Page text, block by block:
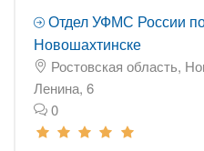
Отдел УФМС России
Новошахтинске
Ростовская область,
Ленина, 6
0